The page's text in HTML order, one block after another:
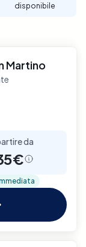
completo e
disponibile
Martino
da